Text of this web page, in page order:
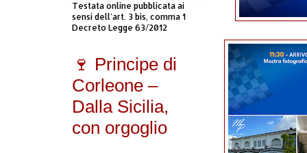
Testata online pubblicata ai
sensi dell'art. 3 bis, comma 1
Decreto Legge 63/2012
🍷 Principe di
Corleone –
Dalla Sicilia,
con orgoglio